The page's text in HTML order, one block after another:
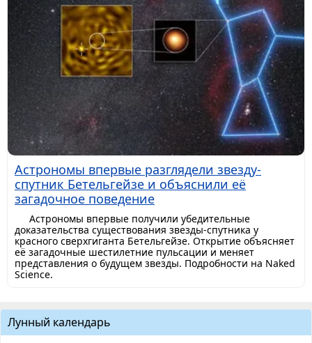
Астрономы впервые разглядели звезду-
спутник Бетельгейзе и объяснили её
загадочное поведение
Астрономы впервые получили убедительные
доказательства существования звезды-спутника у
красного сверхгиганта Бетельгейзе. Открытие объясняет
её загадочные шестилетние пульсации и меняет
представления о будущем звезды. Подробности на Naked
Science.
Лунный календарь